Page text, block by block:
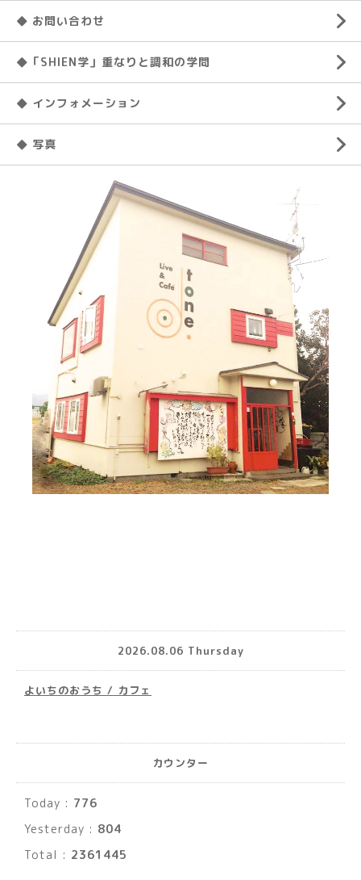
◆ お問い合わせ
◆「SHIEN学」重なりと調和の学問
◆ インフォメーション
◆ 写真
2026.08.06 Thursday
よいちのおうち / カフェ
カウンター
Today : 776
Yesterday : 804
Total : 2361445